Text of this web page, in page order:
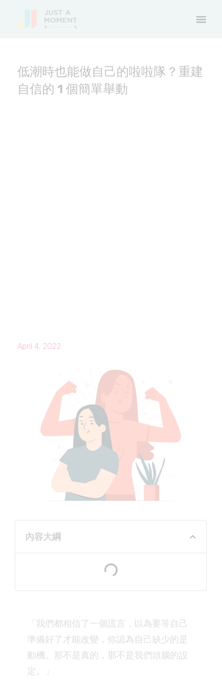
低潮時也能做自己的啦啦隊？重建
自信的 1 個簡單舉動
April 4, 2022
內容大綱
「我們都相信了一個謊言，以為要等自己
準備好了才能改變，你認為自己缺少的是
動機。那不是真的，那不是我們頭腦的設
定。」